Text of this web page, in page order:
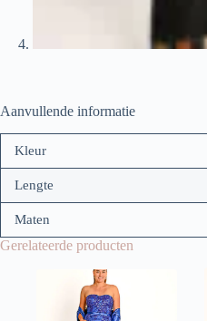
Aanvullende informatie
Kleur
Lengte
Maten
Gerelateerde producten